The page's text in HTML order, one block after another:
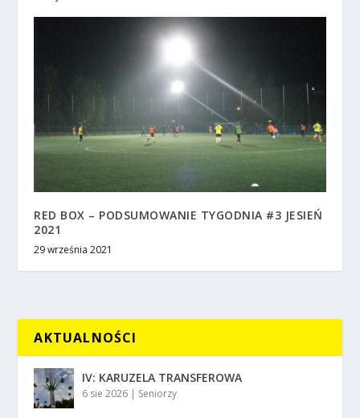
RED BOX – PODSUMOWANIE TYGODNIA #3 JESIEŃ
2021
29 września 2021
AKTUALNOŚCI
IV: KARUZELA TRANSFEROWA
6 sie 2026 | Seniorzy